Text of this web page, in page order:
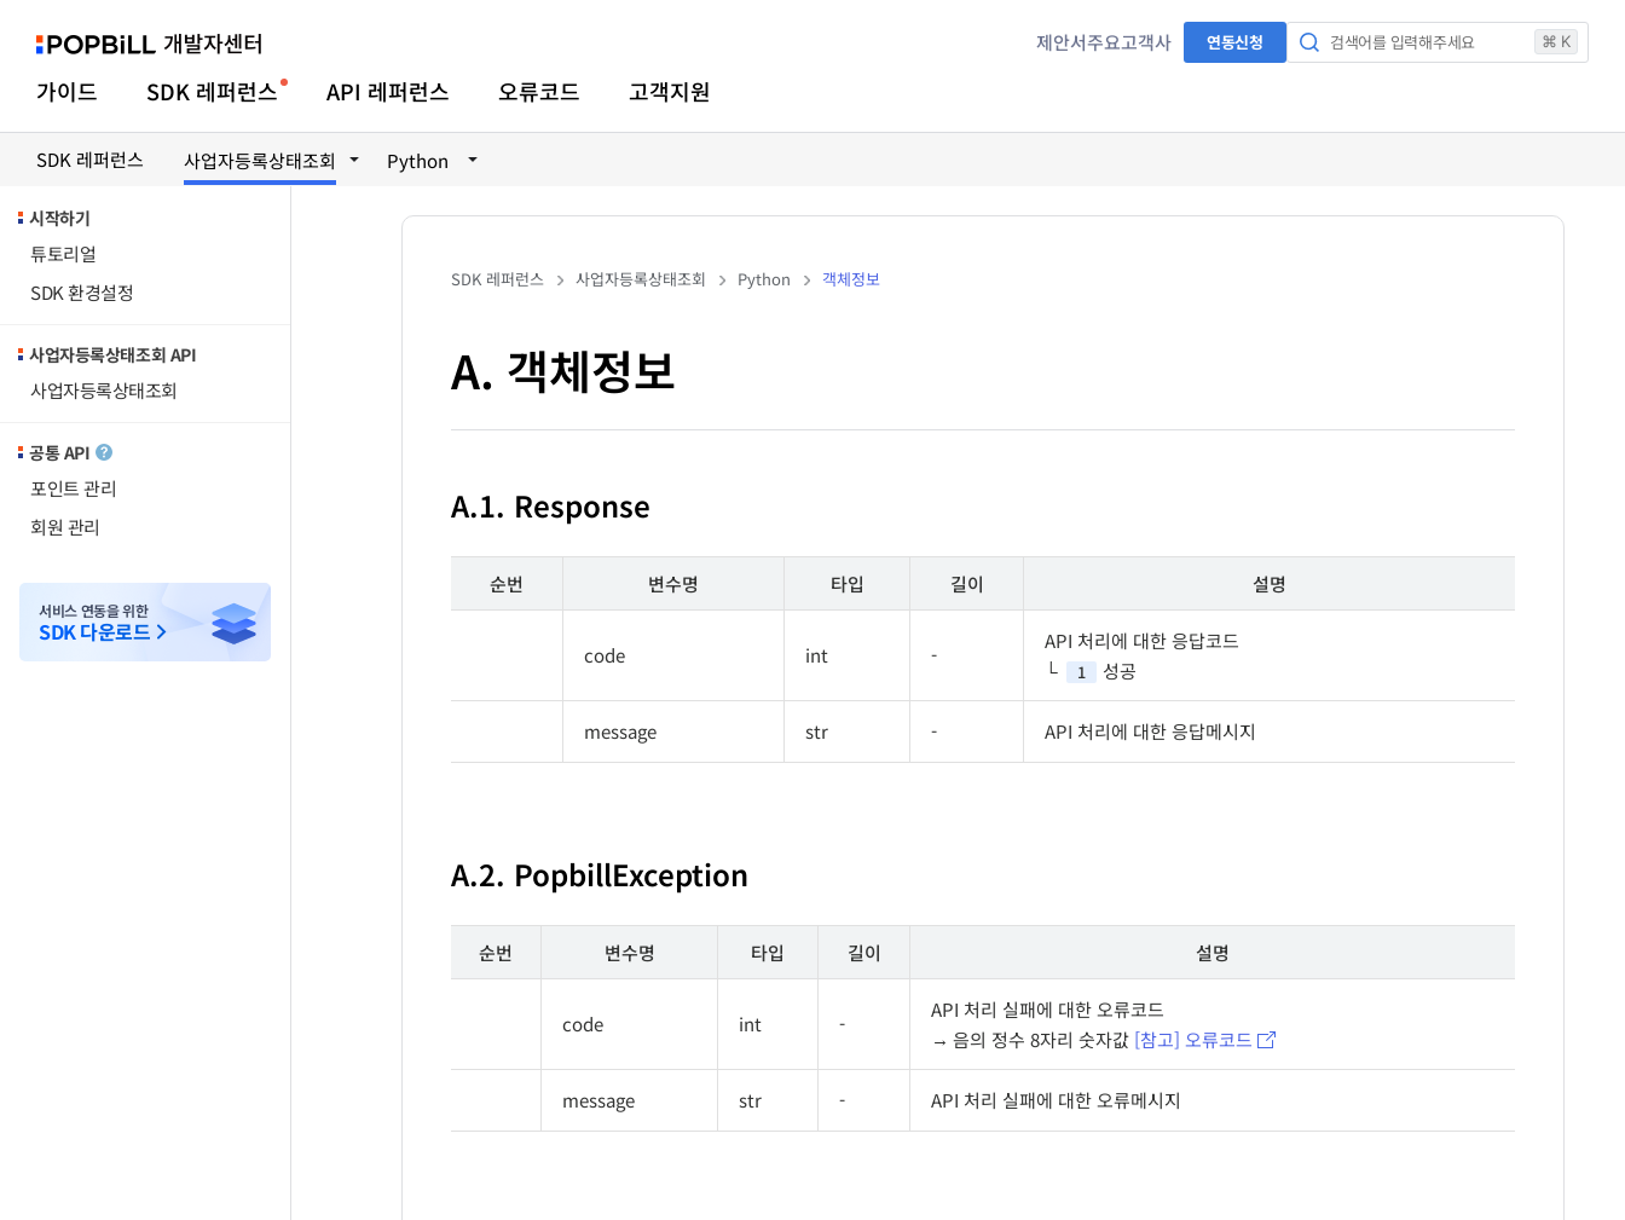
가이드 SDK 레퍼런스 API 레퍼런스 오류코드 고객지원
제안서주요고객사 연동신청 검색어를 입력해주세요 ⌘ K
SDK 레퍼런스 사업자등록상태조회 Python
시작하기
튜토리얼
SDK 환경설정
사업자등록상태조회 API
사업자등록상태조회
공통 API
포인트 관리
회원 관리
서비스 연동을 위한
SDK 다운로드
SDK 레퍼런스 사업자등록상태조회 Python 객체정보
A. 객체정보
A.1. Response
순번 변수명 타입 길이 설명
code int -
API 처리에 대한 응답코드
1 성공
message str - API 처리에 대한 응답메시지
A.2. PopbillException
순번 변수명 타입 길이 설명
code int -
API 처리 실패에 대한 오류코드
음의 정수 8자리 숫자값 [참고] 오류코드
message str - API 처리 실패에 대한 오류메시지